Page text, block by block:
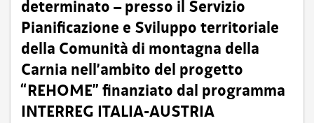
determinato – presso il Servizio
Pianificazione e Sviluppo territoriale
della Comunità di montagna della
Carnia nell’ambito del progetto
“REHOME” finanziato dal programma
INTERREG ITALIA-AUSTRIA